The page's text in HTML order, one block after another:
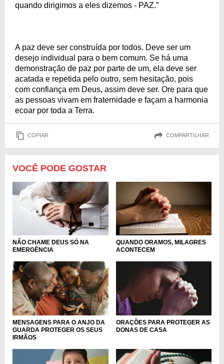
quando dirigimos a eles dizemos - PAZ.”
A paz deve ser construída por todos. Deve ser um
desejo individual para o bem comum. Se há uma
demonstração de paz por parte de um, ela deve ser
acatada e repetida pelo outro, sem hesitação, pois
com confiança em Deus, assim deve ser. Ore para que
as pessoas vivam em fraternidade e façam a harmonia
ecoar por toda a Terra.
COPIAR COMPARTILHAR
VOCÊ PODE GOSTAR
NÃO CHAME DEUS SÓ NA
EMERGÊNCIA
QUANDO ORAMOS, MILAGRES
ACONTECEM
MENSAGENS PARA O ANJO DA
GUARDA PROTEGER OS SEUS
IRMÃOS
ORAÇÕES PARA PROTEGER AS
DONAS DE CASA